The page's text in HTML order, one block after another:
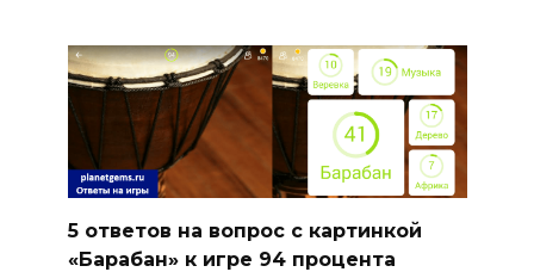
5 ответов на вопрос с картинкой
«Барабан» к игре 94 процента